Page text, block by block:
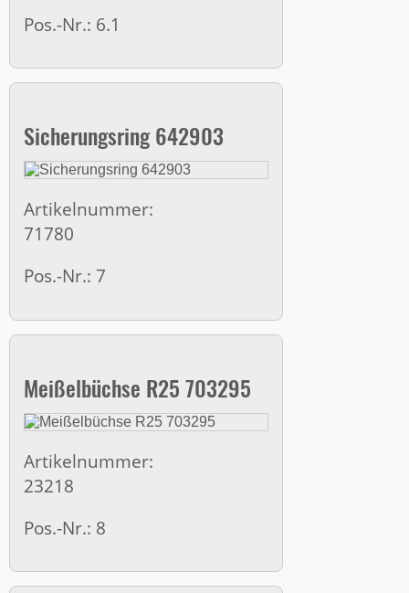
Pos.-Nr.: 6.1
Sicherungsring 642903
Artikelnummer:
71780
Pos.-Nr.: 7
Meißelbüchse R25 703295
Artikelnummer:
23218
Pos.-Nr.: 8